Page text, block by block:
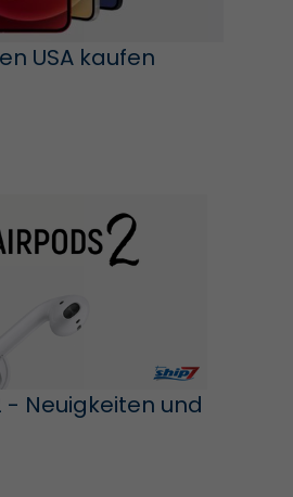
USA kaufen
- Neuigkeiten und